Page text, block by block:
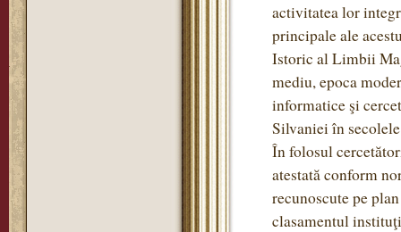
activitatea lor
principale ale
Istoric al Limbii
mediu, epoca
informatice şi
Silvaniei în
În folosul
atestată conform
recunoscute pe
clasamentul